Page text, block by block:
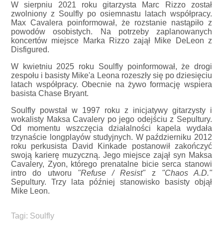
W sierpniu 2021 roku gitarzysta Marc Rizzo został
zwolniony z Soulfly po osiemnastu latach współpracy.
Max Cavalera poinformował, że rozstanie nastąpiło z
powodów osobistych. Na potrzeby zaplanowanych
koncertów miejsce Marka Rizzo zajął Mike DeLeon z
Disfigured.
W kwietniu 2025 roku Soulfly poinformował, że drogi
zespołu i basisty Mike'a Leona rozeszły się po dziesięciu
latach współpracy. Obecnie na żywo formację wspiera
basista Chase Bryant.
Soulfly powstał w 1997 roku z inicjatywy gitarzysty i
wokalisty Maksa Cavalery po jego odejściu z Sepultury.
Od momentu wszczęcia działalności kapela wydała
trzynaście longplayów studyjnych. W październiku 2012
roku perkusista David Kinkade postanowił zakończyć
swoją karierę muzyczną. Jego miejsce zajął syn Maksa
Cavalery, Zyon, którego prenatalne bicie serca stanowi
intro do utworu "Refuse / Resist" z "Chaos A.D."
Sepultury. Trzy lata później stanowisko basisty objął
Mike Leon.
Tagi: Soulfly